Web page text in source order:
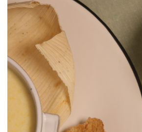
Crema de Elote con